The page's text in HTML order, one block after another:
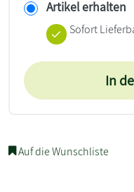
Artikel erhalten
Sofort
In
Auf die Wunschliste